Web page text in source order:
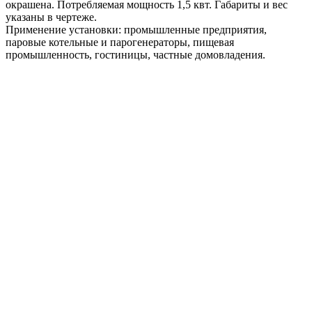
окрашена. Потребляемая мощность 1,5 квт. Габариты и вес
указаны в чертеже.
Применение установки: промышленные предприятия,
паровые котельные и парогенераторы, пищевая
промышленность, гостиницы, частные домовладения.